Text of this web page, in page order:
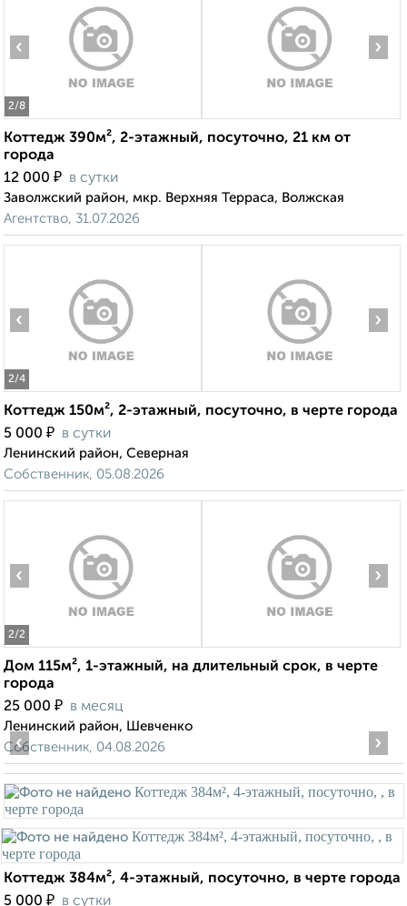
2/8
‹ ›
Коттедж 390м², 2-этажный, посуточно, 21 км от
города
12 000 ₽ в сутки
Заволжский район, мкр. Верхняя Терраса, Волжская
Агентство, 31.07.2026
2/4
‹ ›
Коттедж 150м², 2-этажный, посуточно, в черте города
5 000 ₽ в сутки
Ленинский район, Северная
Собственник, 05.08.2026
2/2
‹ ›
Дом 115м², 1-этажный, на длительный срок, в черте
города
25 000 ₽ в месяц
Ленинский район, Шевченко
Собственник, 04.08.2026
‹ ›
Коттедж 384м², 4-этажный, посуточно, в черте города
5 000 ₽ в сутки